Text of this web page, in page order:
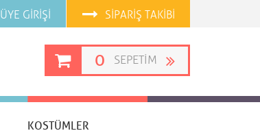
SIPARIŞ TAKIBI
ÜYE GIRIŞI
0 SEPETIM
KOSTÜMLER